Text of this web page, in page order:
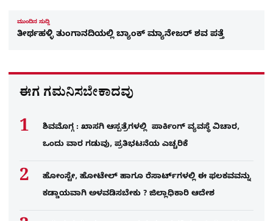
ಮುಂದಿನ ಸುದ್ದಿ
ತೀರ್ಥಹಳ್ಳಿ ತುಂಗಾನದಿಯಲ್ಲಿ ಬ್ಯಾಂಕ್‌ ಮ್ಯಾನೇಜರ್‌ ಶವ ಪತ್ತೆ
ಈಗ ಗಮನಿಸಬೇಕಾದವು
ಶಿವಮೊಗ್ಗ : ಖಾಸಗಿ ಆಸ್ಪತ್ರೆಗಳಲ್ಲಿ ಪಾರ್ಕಿಂಗ್​ ವ್ಯವಸ್ಥೆ ವಿಚಾರ,
ಒಂದು ವಾರ ಗಡುವು, ಪ್ರತಿಭಟನೆಯ ಎಚ್ಚರಿಕೆ
ಹೋಂಸ್ಟೇ, ಹೋಟೇಲ್ ಹಾಗೂ ರೆಸಾರ್ಟ್‌ಗಳಲ್ಲಿ ಈ ಫಲಕವವನ್ನು
ಕಡ್ಡಾಯವಾಗಿ ಅಳವಡಿಸಬೇಕು ? ಜಿಲ್ಲಾಧಿಕಾರಿ ಆದೇಶ